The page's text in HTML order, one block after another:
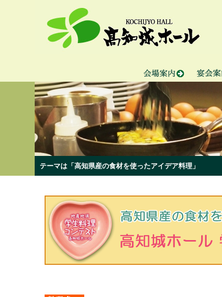
テーマは「高知県産の食材を使ったアイデア料理」